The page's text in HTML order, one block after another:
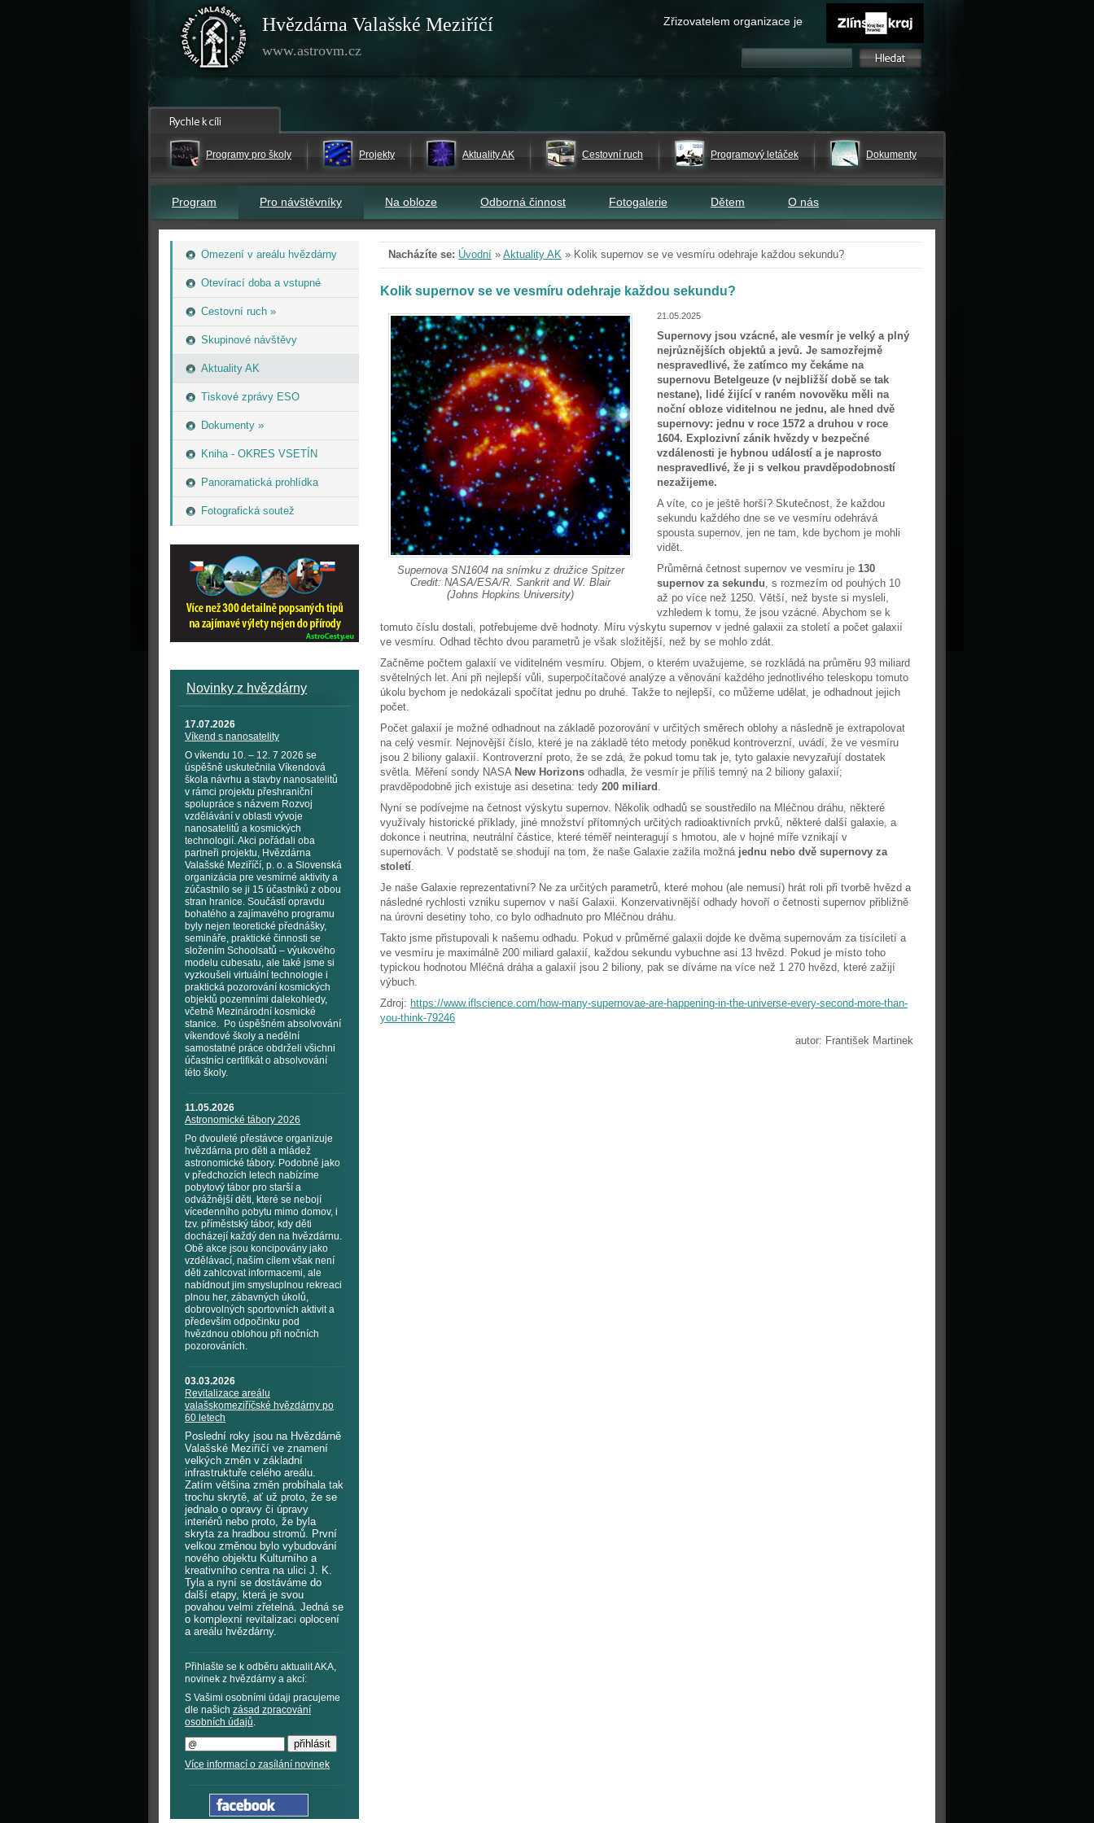
Hvězdárna Valašské Meziříčí
www.astrovm.cz
Zřizovatelem organizace je
Programy pro školy Projekty Aktuality AK Cestovní ruch Programový letáček Dokumenty
Program Pro návštěvníky Na obloze Odborná činnost Fotogalerie Dětem O nás
Omezení v areálu hvězdárny
Otevírací doba a vstupné
Cestovní ruch »
Skupinové návštěvy
Aktuality AK
Tiskové zprávy ESO
Dokumenty »
Kniha - OKRES VSETÍN
Panoramatická prohlídka
Fotografická soutež
Novinky z hvězdárny
17.07.2026
Víkend s nanosatelity
O víkendu 10. – 12. 7 2026 se
úspěšně uskutečnila Víkendová
škola návrhu a stavby nanosatelitů
v rámci projektu přeshraniční
spolupráce s názvem Rozvoj
vzdělávání v oblasti vývoje
nanosatelitů a kosmických
technologií. Akci pořádali oba
partneři projektu, Hvězdárna
Valašské Meziříčí, p. o. a Slovenská
organizácia pre vesmírné aktivity a
zúčastnilo se ji 15 účastníků z obou
stran hranice. Součástí opravdu
bohatého a zajímavého programu
byly nejen teoretické přednášky,
semináře, praktické činnosti se
složením Schoolsatů – výukového
modelu cubesatu, ale také jsme si
vyzkoušeli virtuální technologie i
praktická pozorování kosmických
objektů pozemními dalekohledy,
včetně Mezinárodní kosmické
stanice. Po úspěšném absolvování
víkendové školy a nedělní
samostatné práce obdrželi všichni
účastníci certifikát o absolvování
této školy.
11.05.2026
Astronomické tábory 2026
Po dvouleté přestávce organizuje
hvězdárna pro děti a mládež
astronomické tábory. Podobně jako
v předchozích letech nabízíme
pobytový tábor pro starší a
odvážnější děti, které se nebojí
vícedenního pobytu mimo domov, i
tzv. příměstský tábor, kdy děti
docházejí každý den na hvězdárnu.
Obě akce jsou koncipovány jako
vzdělávací, naším cílem však není
děti zahlcovat informacemi, ale
nabídnout jim smysluplnou rekreaci
plnou her, zábavných úkolů,
dobrovolných sportovních aktivit a
především odpočinku pod
hvězdnou oblohou při nočních
pozorováních.
03.03.2026
Revitalizace areálu
valašskomeziříčské hvězdárny po
60 letech
Poslední roky jsou na Hvězdárně
Valašské Meziříčí ve znamení
velkých změn v základní
infrastruktuře celého areálu.
Zatím většina změn probíhala tak
trochu skrytě, ať už proto, že se
jednalo o opravy či úpravy
interiérů nebo proto, že byla
skryta za hradbou stromů. První
velkou změnou bylo vybudování
nového objektu Kulturního a
kreativního centra na ulici J. K.
Tyla a nyní se dostáváme do
další etapy, která je svou
povahou velmi zřetelná. Jedná se
o komplexní revitalizaci oplocení
a areálu hvězdárny.
Přihlašte se k odběru aktualit AKA,
novinek z hvězdárny a akcí:
S Vašimi osobními údaji pracujeme
dle našich zásad zpracování
osobních údajů.
Více informací o zasílání novinek
Nacházíte se: Úvodní » Aktuality AK » Kolik supernov se ve vesmíru odehraje každou sekundu?
Kolik supernov se ve vesmíru odehraje každou sekundu?
21.05.2025
Supernova SN1604 na snímku z družice Spitzer
Credit: NASA/ESA/R. Sankrit and W. Blair
(Johns Hopkins University)
Supernovy jsou vzácné, ale vesmír je velký a plný
nejrůznějších objektů a jevů. Je samozřejmě
nespravedlivé, že zatímco my čekáme na
supernovu Betelgeuze (v nejbližší době se tak
nestane), lidé žijící v raném novověku měli na
noční obloze viditelnou ne jednu, ale hned dvě
supernovy: jednu v roce 1572 a druhou v roce
1604. Explozivní zánik hvězdy v bezpečné
vzdálenosti je hybnou událostí a je naprosto
nespravedlivé, že ji s velkou pravděpodobností
nezažijeme.
A víte, co je ještě horší? Skutečnost, že každou
sekundu každého dne se ve vesmíru odehrává
spousta supernov, jen ne tam, kde bychom je mohli
vidět.
Průměrná četnost supernov ve vesmíru je 130
supernov za sekundu, s rozmezím od pouhých 10
až po více než 1250. Větší, než byste si mysleli,
vzhledem k tomu, že jsou vzácné. Abychom se k
tomuto číslu dostali, potřebujeme dvě hodnoty. Míru výskytu supernov v jedné galaxii za století a počet galaxií
ve vesmíru. Odhad těchto dvou parametrů je však složitější, než by se mohlo zdát.
Začněme počtem galaxií ve viditelném vesmíru. Objem, o kterém uvažujeme, se rozkládá na průměru 93 miliard
světelných let. Ani při nejlepší vůli, superpočítačové analýze a věnování každého jednotlivého teleskopu tomuto
úkolu bychom je nedokázali spočítat jednu po druhé. Takže to nejlepší, co můžeme udělat, je odhadnout jejich
počet.
Počet galaxií je možné odhadnout na základě pozorování v určitých směrech oblohy a následně je extrapolovat
na celý vesmír. Nejnovější číslo, které je na základě této metody poněkud kontroverzní, uvádí, že ve vesmíru
jsou 2 biliony galaxií. Kontroverzní proto, že se zdá, že pokud tomu tak je, tyto galaxie nevyzařují dostatek
světla. Měření sondy NASA New Horizons odhadla, že vesmír je příliš temný na 2 biliony galaxií;
pravděpodobně jich existuje asi desetina: tedy 200 miliard .
Nyní se podívejme na četnost výskytu supernov. Několik odhadů se soustředilo na Mléčnou dráhu, některé
využívaly historické příklady, jiné množství přítomných určitých radioaktivních prvků, některé další galaxie, a
dokonce i neutrina, neutrální částice, které téměř neinteragují s hmotou, ale v hojné míře vznikají v
supernovách. V podstatě se shodují na tom, že naše Galaxie zažila možnájednu nebo dvě supernovy za
století.
Je naše Galaxie reprezentativní? Ne za určitých parametrů, které mohou (ale nemusí) hrát roli při tvorbě hvězd a
následné rychlosti vzniku supernov v naší Galaxii. Konzervativnější odhady hovoří o četnosti supernov přibližně
na úrovni desetiny toho, co bylo odhadnuto pro Mléčnou dráhu.
Takto jsme přistupovali k našemu odhadu. Pokud v průměrné galaxii dojde ke dvěma supernovám za tisíciletí a
ve vesmíru je maximálně 200 miliard galaxií, každou sekundu vybuchne asi 13 hvězd. Pokud je místo toho
typickou hodnotou Mléčná dráha a galaxií jsou 2 biliony, pak se díváme na více než 1 270 hvězd, které zažijí
výbuch.
Zdroj: https://www.iflscience.com/how-many-supernovae-are-happening-in-the-universe-every-second-more-than-
you-think-79246
autor: František Martinek